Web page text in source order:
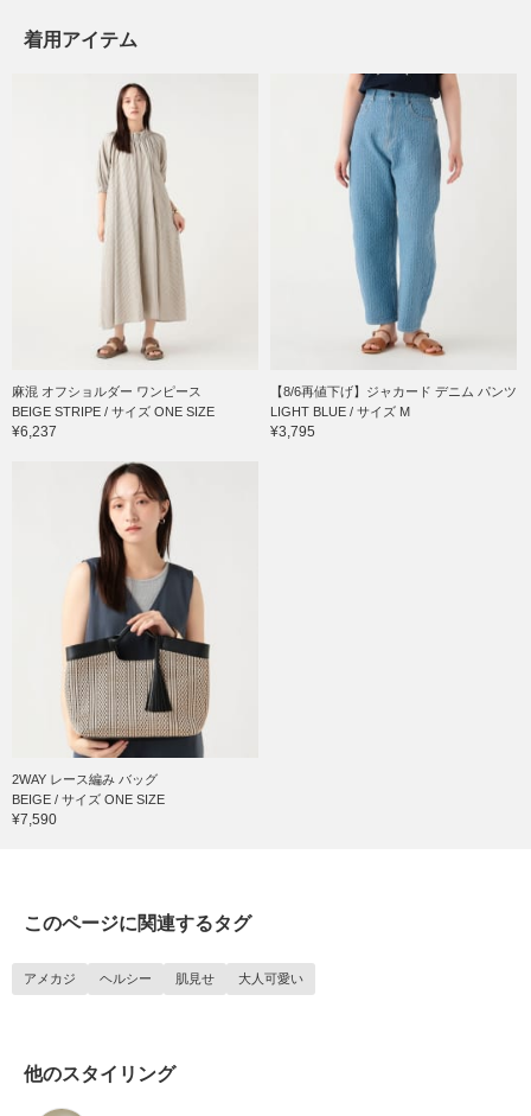
着用アイテム
麻混 オフショルダー ワンピース
BEIGE STRIPE / サイズ ONE SIZE
¥6,237
【8/6再値下げ】ジャカード デニム パンツ
LIGHT BLUE / サイズ M
¥3,795
2WAY レース編み バッグ
BEIGE / サイズ ONE SIZE
¥7,590
このページに関連するタグ
アメカジ ヘルシー 肌見せ 大人可愛い
他のスタイリング